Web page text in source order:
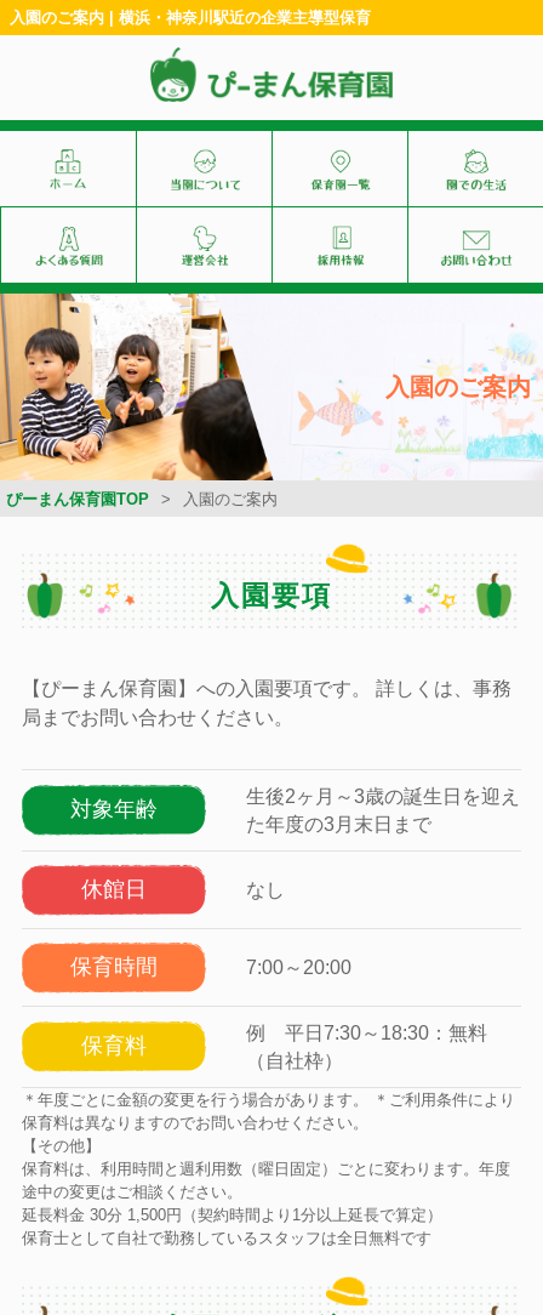
入園のご案内 | 横浜・神奈川駅近の企業主導型保育
入園のご案内
ぴーまん保育園TOP 入園のご案内
入園要項
【ぴーまん保育園】への入園要項です。 詳しくは、事務
局までお問い合わせください。
対象年齢
生後2ヶ月～3歳の誕生日を迎え
た年度の3月末日まで
休館日 なし
保育時間 7:00～20:00
保育料
例 平日7:30～18:30：無料
（自社枠）
＊年度ごとに金額の変更を行う場合があります。 ＊ご利用条件により
保育料は異なりますのでお問い合わせください。
【その他】
保育料は、利用時間と週利用数（曜日固定）ごとに変わります。年度
途中の変更はご相談ください。
延長料金 30分 1,500円（契約時間より1分以上延長で算定）
保育士として自社で勤務しているスタッフは全日無料です